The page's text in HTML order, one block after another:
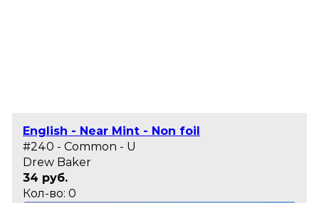
English - Near Mint - Non foil
#240 - Common - U
Drew Baker
34 руб.
Кол-во: 0